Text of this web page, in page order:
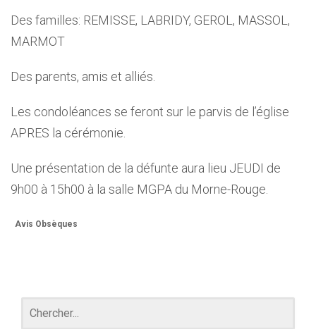
Des familles: REMISSE, LABRIDY, GEROL, MASSOL,
MARMOT
Des parents, amis et alliés.
Les condoléances se feront sur le parvis de l’église
APRES la cérémonie.
Une présentation de la défunte aura lieu JEUDI de
9h00 à 15h00 à la salle MGPA du Morne-Rouge.
Avis Obsèques